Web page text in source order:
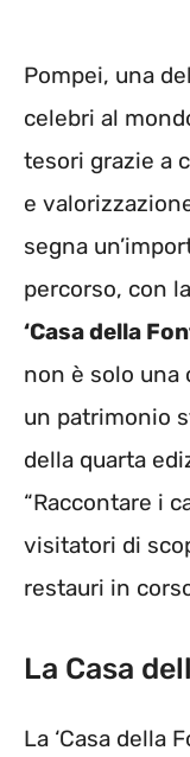
Pompei, una
celebri al
tesori grazie a
e
segna
percorso, con
‘Casa della
non è solo una
un patrimonio
della quarta
“Raccontare i
visitatori di
restauri in
La Casa
La ‘Casa della